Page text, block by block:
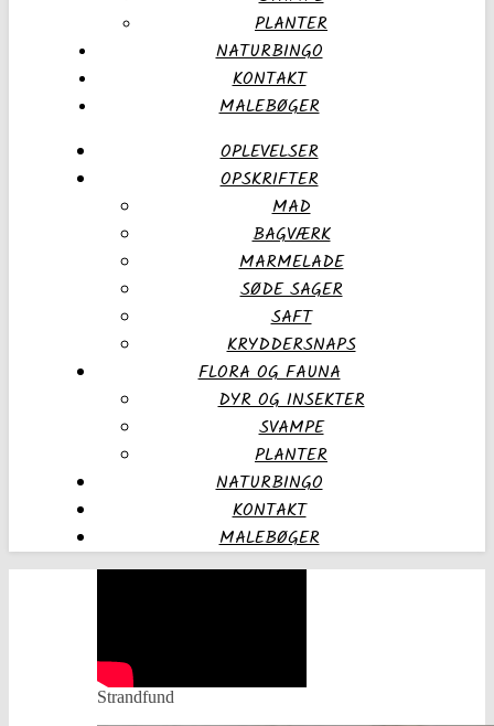
PLANTER
NATURBINGO
KONTAKT
MALEBØGER
OPLEVELSER
OPSKRIFTER
MAD
BAGVÆRK
MARMELADE
SØDE SAGER
SAFT
KRYDDERSNAPS
FLORA OG FAUNA
DYR OG INSEKTER
SVAMPE
PLANTER
NATURBINGO
KONTAKT
MALEBØGER
Strandfund